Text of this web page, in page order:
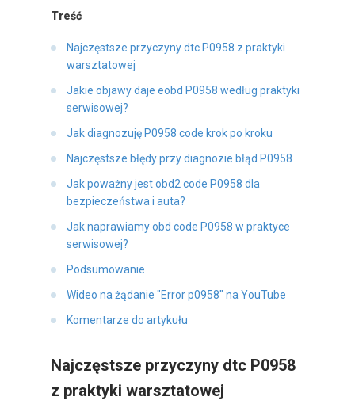
Treść
Najczęstsze przyczyny dtc P0958 z praktyki
warsztatowej
Jakie objawy daje eobd P0958 według praktyki
serwisowej?
Jak diagnozuję P0958 code krok po kroku
Najczęstsze błędy przy diagnozie błąd P0958
Jak poważny jest obd2 code P0958 dla
bezpieczeństwa i auta?
Jak naprawiamy obd code P0958 w praktyce
serwisowej?
Podsumowanie
Wideo na żądanie "Error p0958" na YouTube
Komentarze do artykułu
Najczęstsze przyczyny dtc P0958
z praktyki warsztatowej